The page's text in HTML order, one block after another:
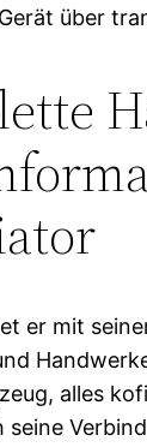
über
er mit
alles
seine